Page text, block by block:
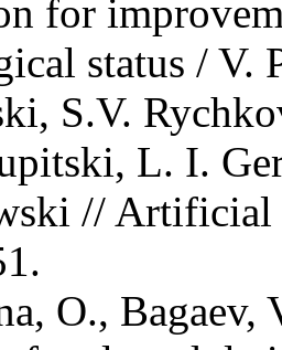
for
status / V.
S.V.
L. I.
// Artificial
O., Bagaev,